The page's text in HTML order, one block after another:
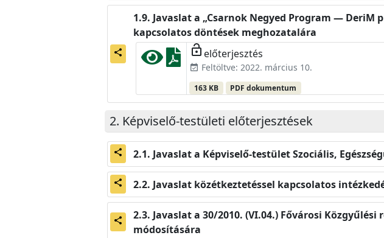
share
Javaslat a „Csarnok Negyed Program —
kapcsolatos döntések meghozatalára
lock_open előterjesztés
event_available Feltöltve: 2022. március 10.
163 KB PDF dokumentum
Képviselő-testületi előterjesztések
share Javaslat a Képviselő-testület Szociális,
share Javaslat közétkeztetéssel kapcsolatos
share
Javaslat a 30/2010. (VI.04.) Fővárosi
módosítására